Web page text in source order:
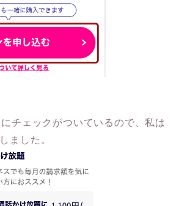
チェックがついているので、私は
ました。